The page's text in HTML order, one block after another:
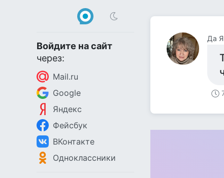
Войдите на сайт
через:
Mail.ru
Google
Яндекс
Фейсбук
ВКонтакте
Одноклассники
Да Я